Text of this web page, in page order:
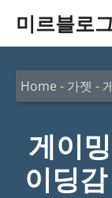
미르블로
Home - 가젯 -
게이
이딩